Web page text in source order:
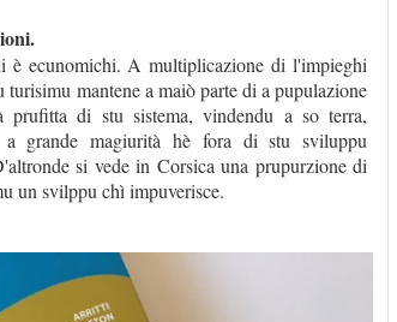
ecunomichi. A multiplicazione di l'impieghi
mantene a maiò parte di a pupulazione
di stu sistema, vindendu a so terra,
a grande magiurità hè fora di stu sviluppu
si vede in Corsica una prupurzione di
un svilppu chì impuverisce.